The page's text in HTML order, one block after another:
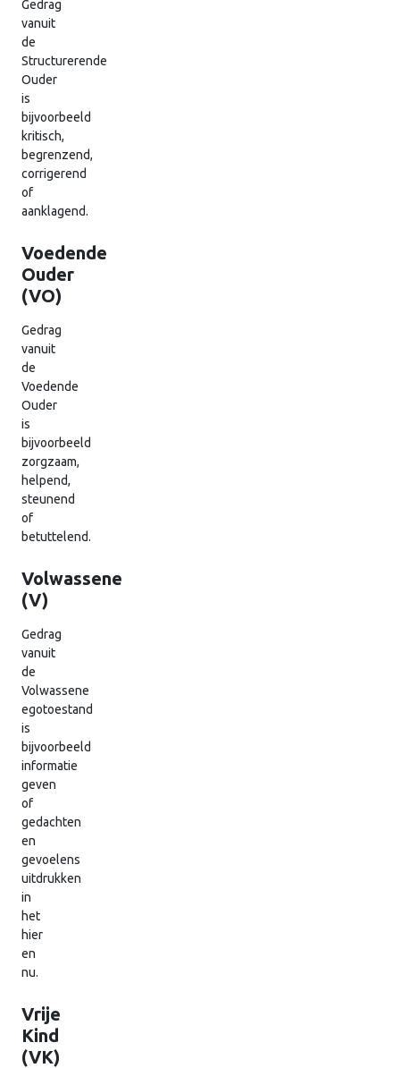
Gedrag
vanuit
de
Structurerende
Ouder
is
bijvoorbeeld
kritisch,
begrenzend,
corrigerend
of
aanklagend.
Voedende
Ouder
(VO)
Gedrag
vanuit
de
Voedende
Ouder
is
bijvoorbeeld
zorgzaam,
helpend,
steunend
of
betuttelend.
Volwassene
(V)
Gedrag
vanuit
de
Volwassene
egotoestand
is
bijvoorbeeld
informatie
geven
of
gedachten
en
gevoelens
uitdrukken
in
het
hier
en
nu.
Vrije
Kind
(VK)